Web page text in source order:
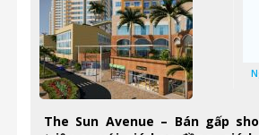
The Sun Avenue – Bán gấp